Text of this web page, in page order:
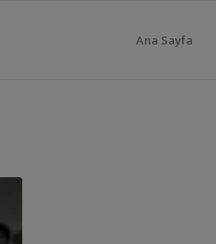
Ana Sayfa